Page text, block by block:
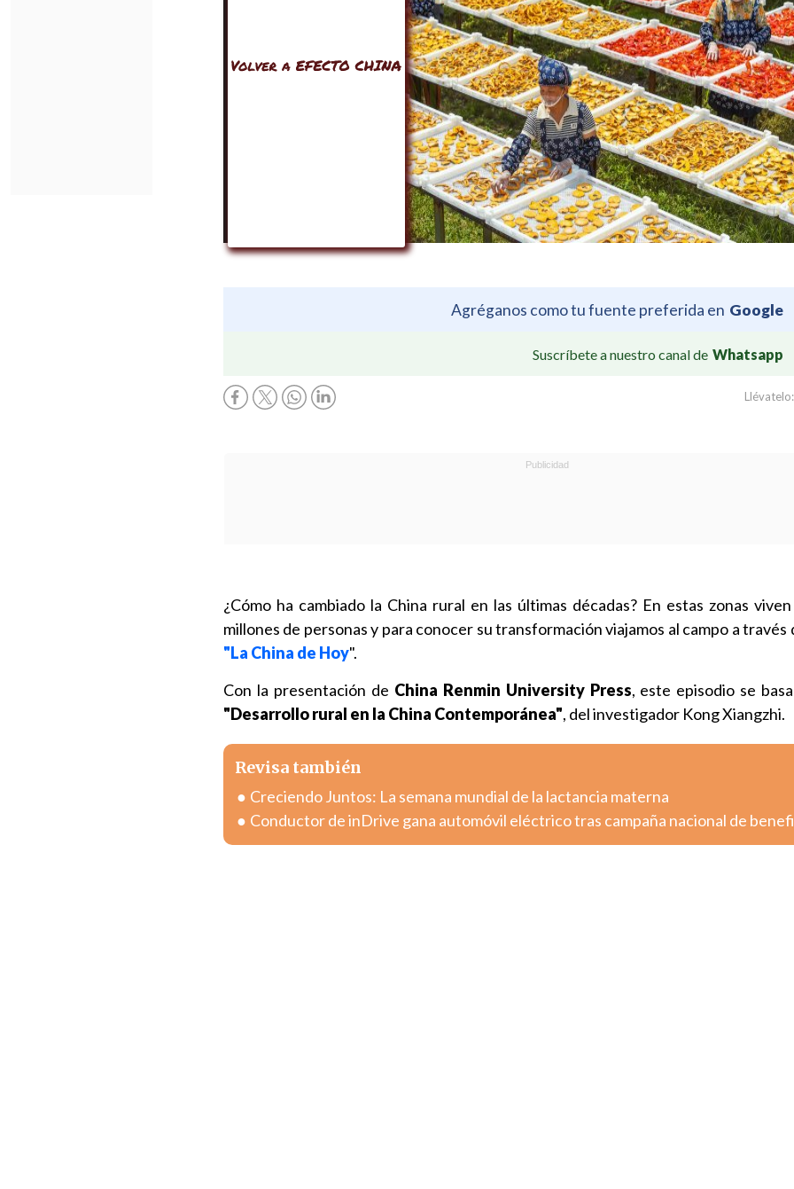
Agréganos como tu fuente preferida en Google
Suscríbete a nuestro canal de Whatsapp
Llévatelo:
¿Cómo ha cambiado la China rural en las últimas décadas? En estas zonas
millones de personas y para conocer su transformación viajamos al campo a través
"La China de Hoy".
Con la presentación de China Renmin University Press, este episodio se
"Desarrollo rural en la China Contemporánea", del investigador Kong Xiangzhi.
Revisa también
Creciendo Juntos: La semana mundial de la lactancia materna
Conductor de inDrive gana automóvil eléctrico tras campaña nacional de